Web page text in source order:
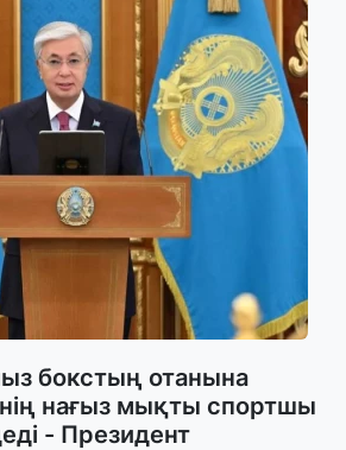
бокстың отанына
нағыз мықты спортшы
- Президент